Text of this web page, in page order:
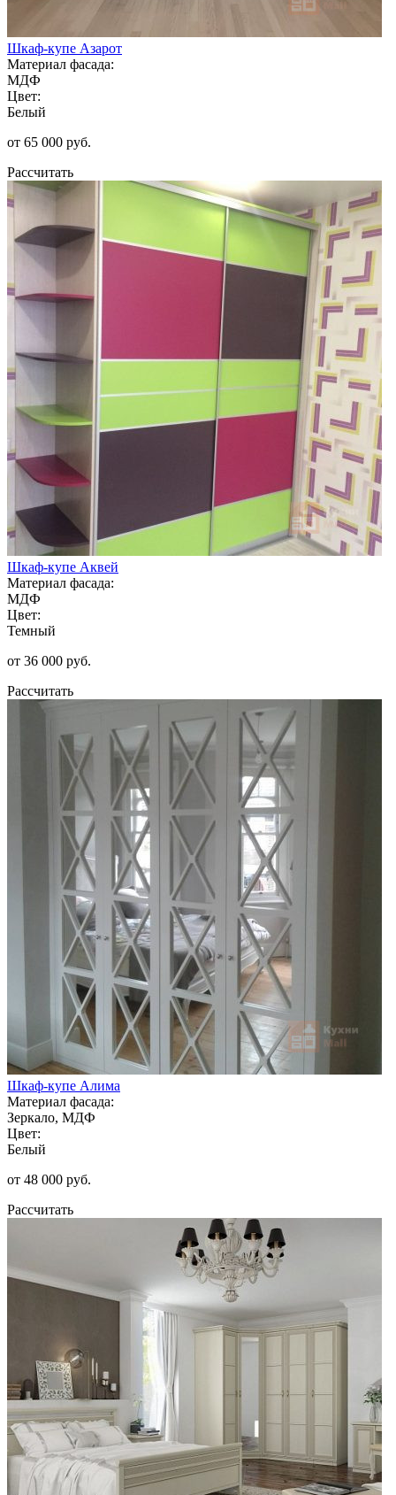
Шкаф-купе Азарот
Материал фасада:
МДФ
Цвет:
Белый
от 65 000 руб.
Рассчитать
Шкаф-купе Аквей
Материал фасада:
МДФ
Цвет:
Темный
от 36 000 руб.
Рассчитать
Шкаф-купе Алима
Материал фасада:
Зеркало, МДФ
Цвет:
Белый
от 48 000 руб.
Рассчитать